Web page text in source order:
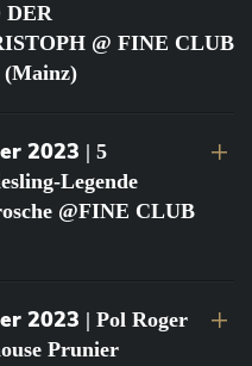
DER
@ FINE CLUB
(Mainz)
2023 | 5
Legende
@FINE CLUB
2023 | Pol Roger
Prunier